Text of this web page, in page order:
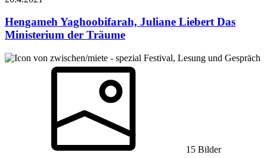
Hengameh Yaghoobifarah, Juliane Liebert Das
Ministerium der Träume
Festival, Lesung und Gespräch
15 Bilder